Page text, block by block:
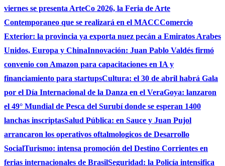
viernes se presenta ArteCo 2026, la Feria de Arte
Contemporaneo que se realizará en el MACCComercio
Exterior: la provincia ya exporta nuez pecán a Emiratos Arabes
Unidos, Europa y ChinaInnovación: Juan Pablo Valdés firmó
convenio con Amazon para capacitaciones en IA y
financiamiento para startupsCultura: el 30 de abril habrá Gala
por el Día Internacional de la Danza en el VeraGoya: lanzaron
el 49° Mundial de Pesca del Surubí donde se esperan 1400
lanchas inscriptasSalud Pública: en Sauce y Juan Pujol
arrancaron los operativos oftalmologicos de Desarrollo
SocialTurismo: intensa promoción del Destino Corrientes en
ferias internacionales de BrasilSeguridad: la Policía intensifica